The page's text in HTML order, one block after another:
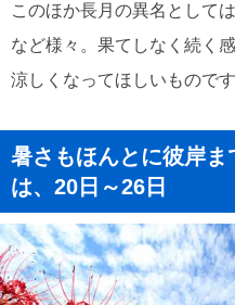
このほか長月の異名として
など様々。果てしなく続く
涼しくなってほしいものです
暑さもほんとに彼岸
は、20日～26日